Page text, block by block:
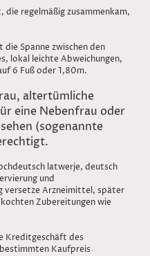
regelmäßig zusammenkam,
die Spanne zwischen den
lokal leichte Abweichungen,
6 Fuß oder 1,80m.
altertümliche
eine Nebenfrau oder
(sogenannte
latwerje, deutsch
und
versetze Arzneimittel, später
Zubereitungen wie
Kreditgeschäft des
Kaufpreis